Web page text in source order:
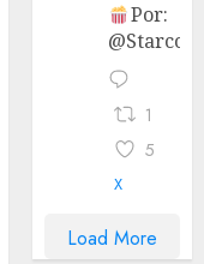
Por:
1
5
X
Load More